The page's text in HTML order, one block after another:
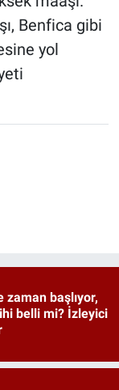
Benfica gibi
yol
zaman başlıyor,
belli mi? İzleyici